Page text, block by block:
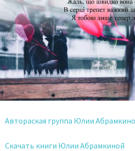
Автораская группа Юлии
Скачать книги Юлии Абрамкиной